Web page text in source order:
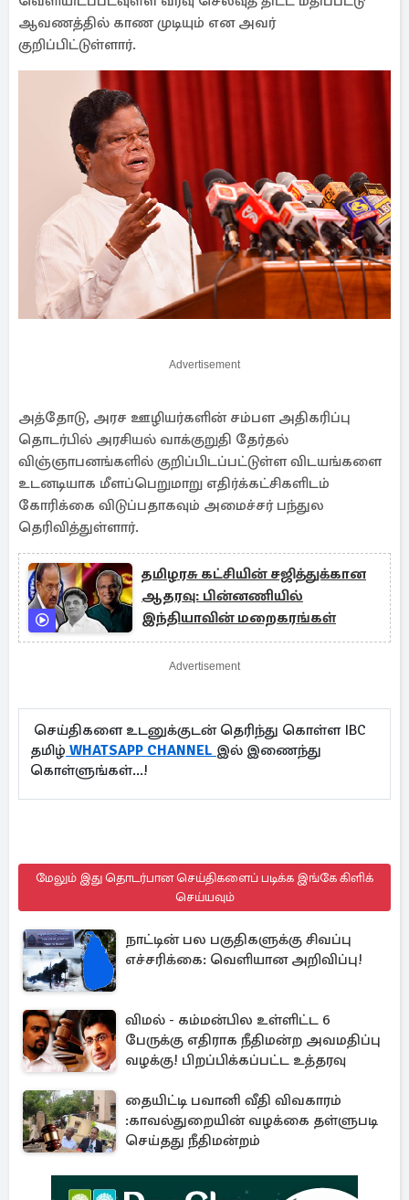
ஆவணத்தில் காண முடியும் என அவர்
குறிப்பிட்டுள்ளார்.
Advertisement
அத்தோடு, அரச ஊழியர்களின் சம்பள அதிகரிப்பு
தொடர்பில் அரசியல் வாக்குறுதி தேர்தல்
விஞ்ஞாபனங்களில் குறிப்பிடப்பட்டுள்ள விடயங்களை
உடனடியாக மீளப்பெறுமாறு எதிர்க்கட்சிகளிடம்
கோரிக்கை விடுப்பதாகவும் அமைச்சர் பந்துல
தெரிவித்துள்ளார்.
தமிழரசு கட்சியின் சஜித்துக்கான
ஆதரவு: பின்னணியில்
இந்தியாவின் மறைகரங்கள்
Advertisement
செய்திகளை உடனுக்குடன் தெரிந்து கொள்ள IBC
தமிழ் WHATSAPP CHANNEL இல் இணைந்து
கொள்ளுங்கள்...!
மேலும் இது தொடர்பான செய்திகளைப் படிக்க இங்கே கிளிக்
செய்யவும்
நாட்டின் பல பகுதிகளுக்கு சிவப்பு
எச்சரிக்கை: வெளியான அறிவிப்பு!
விமல் - கம்மன்பில உள்ளிட்ட 6
பேருக்கு எதிராக நீதிமன்ற அவமதிப்பு
வழக்கு! பிறப்பிக்கப்பட்ட உத்தரவு
தையிட்டி பவானி வீதி விவகாரம்
:காவல்துறையின் வழக்கை தள்ளுபடி
செய்தது நீதிமன்றம்